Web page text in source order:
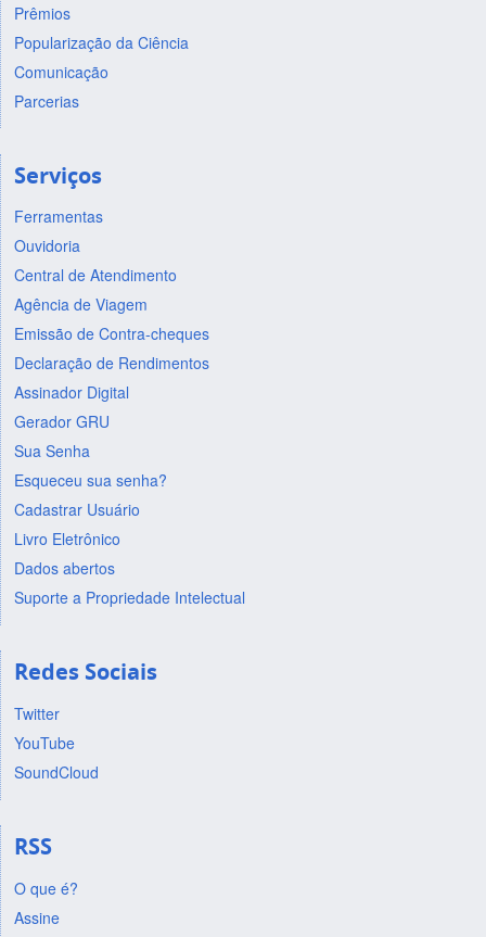
Prêmios
Popularização da Ciência
Comunicação
Parcerias
Serviços
Ferramentas
Ouvidoria
Central de Atendimento
Agência de Viagem
Emissão de Contra-cheques
Declaração de Rendimentos
Assinador Digital
Gerador GRU
Sua Senha
Esqueceu sua senha?
Cadastrar Usuário
Livro Eletrônico
Dados abertos
Suporte a Propriedade Intelectual
Redes Sociais
Twitter
YouTube
SoundCloud
RSS
O que é?
Assine